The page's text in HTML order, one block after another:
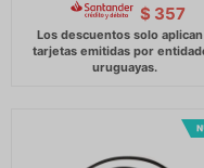
$ 357